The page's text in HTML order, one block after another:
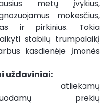
metų įvykius,
mokesčius,
ir pirkinius. Tokia
stabilų trumpalaikį
kasdienėje įmonės
uždaviniai:
atliekamų
prekių